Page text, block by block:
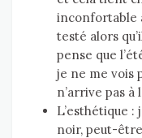
inconfortable
testé alors
pense que
je ne me vois
n’arrive pas à
L’esthétique :
noir, peut-